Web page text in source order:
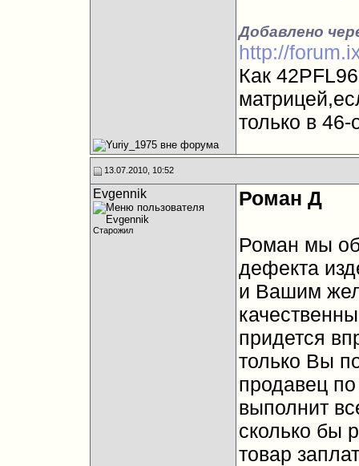
Добавлено
http://
Как
только в
13.07.2010, 10:52
Evgennik
Старожил
Роман Д
Роман мы
дефекта
и Вашим
придется
только Вы
продавец
выполнит
сколько бы
товар